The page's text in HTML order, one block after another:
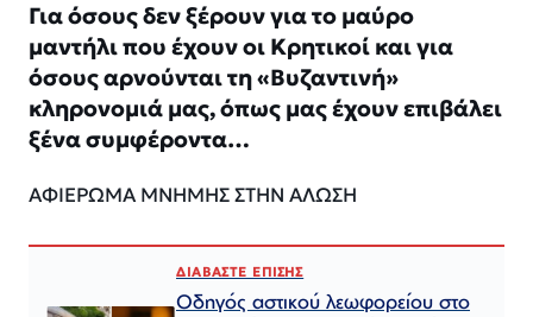
Για όσους δεν ξέρουν για το μαύρο
μαντήλι που έχουν οι Κρητικοί και για
όσους αρνούνται τη «Βυζαντινή»
κληρονομιά μας, όπως μας έχουν επιβάλει
ξένα συμφέροντα…
ΑΦΙΕΡΩΜΑ ΜΝΗΜΗΣ ΣΤΗΝ ΑΛΩΣΗ
ΔΙΑΒΑΣΤΕ ΕΠΙΣΗΣ
Οδηγός αστικού λεωφορείου στο